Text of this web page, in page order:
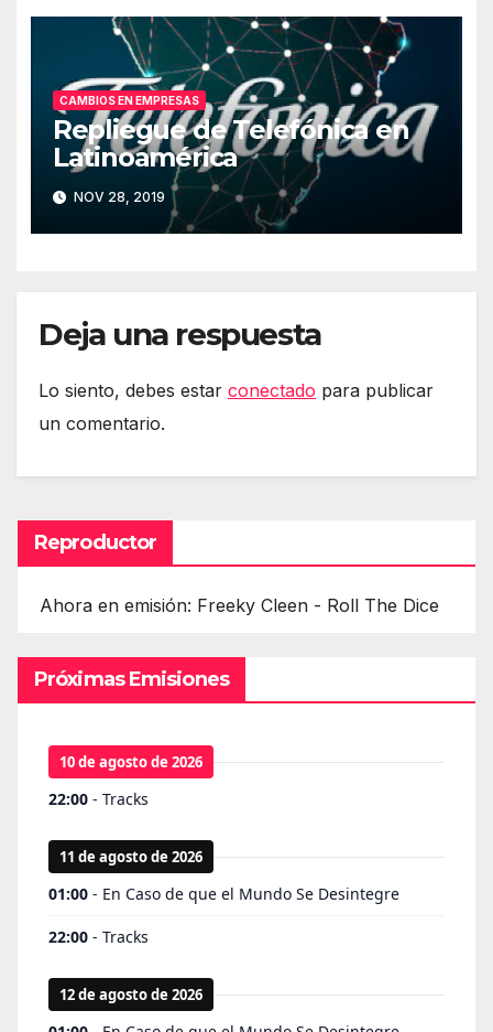
CAMBIOS EN EMPRESAS
Repliegue de Telefónica en
Latinoamérica
NOV 28, 2019
Deja una respuesta
Lo siento, debes estar conectado para publicar
un comentario.
Reproductor
Ahora en emisión: Freeky Cleen - Roll The Dice
Próximas Emisiones